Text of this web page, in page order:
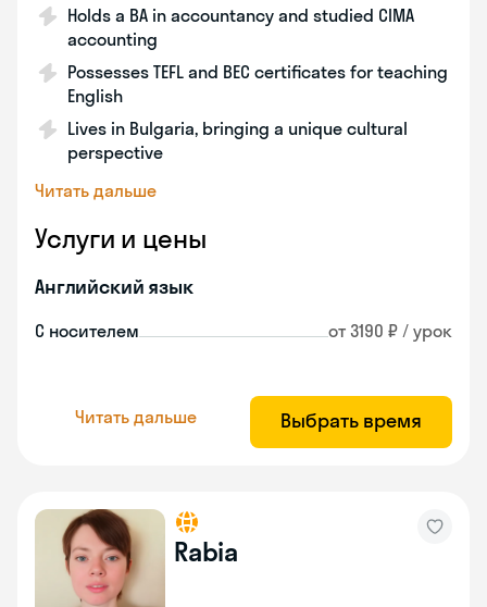
Holds a BA in accountancy and studied CIMA
accounting
Possesses TEFL and BEC certificates for teaching
English
Lives in Bulgaria, bringing a unique cultural
perspective
Читать дальше
Услуги и цены
Английский язык
С носителем от 3190 ₽ / урок
Читать дальше Выбрать время
Rabia